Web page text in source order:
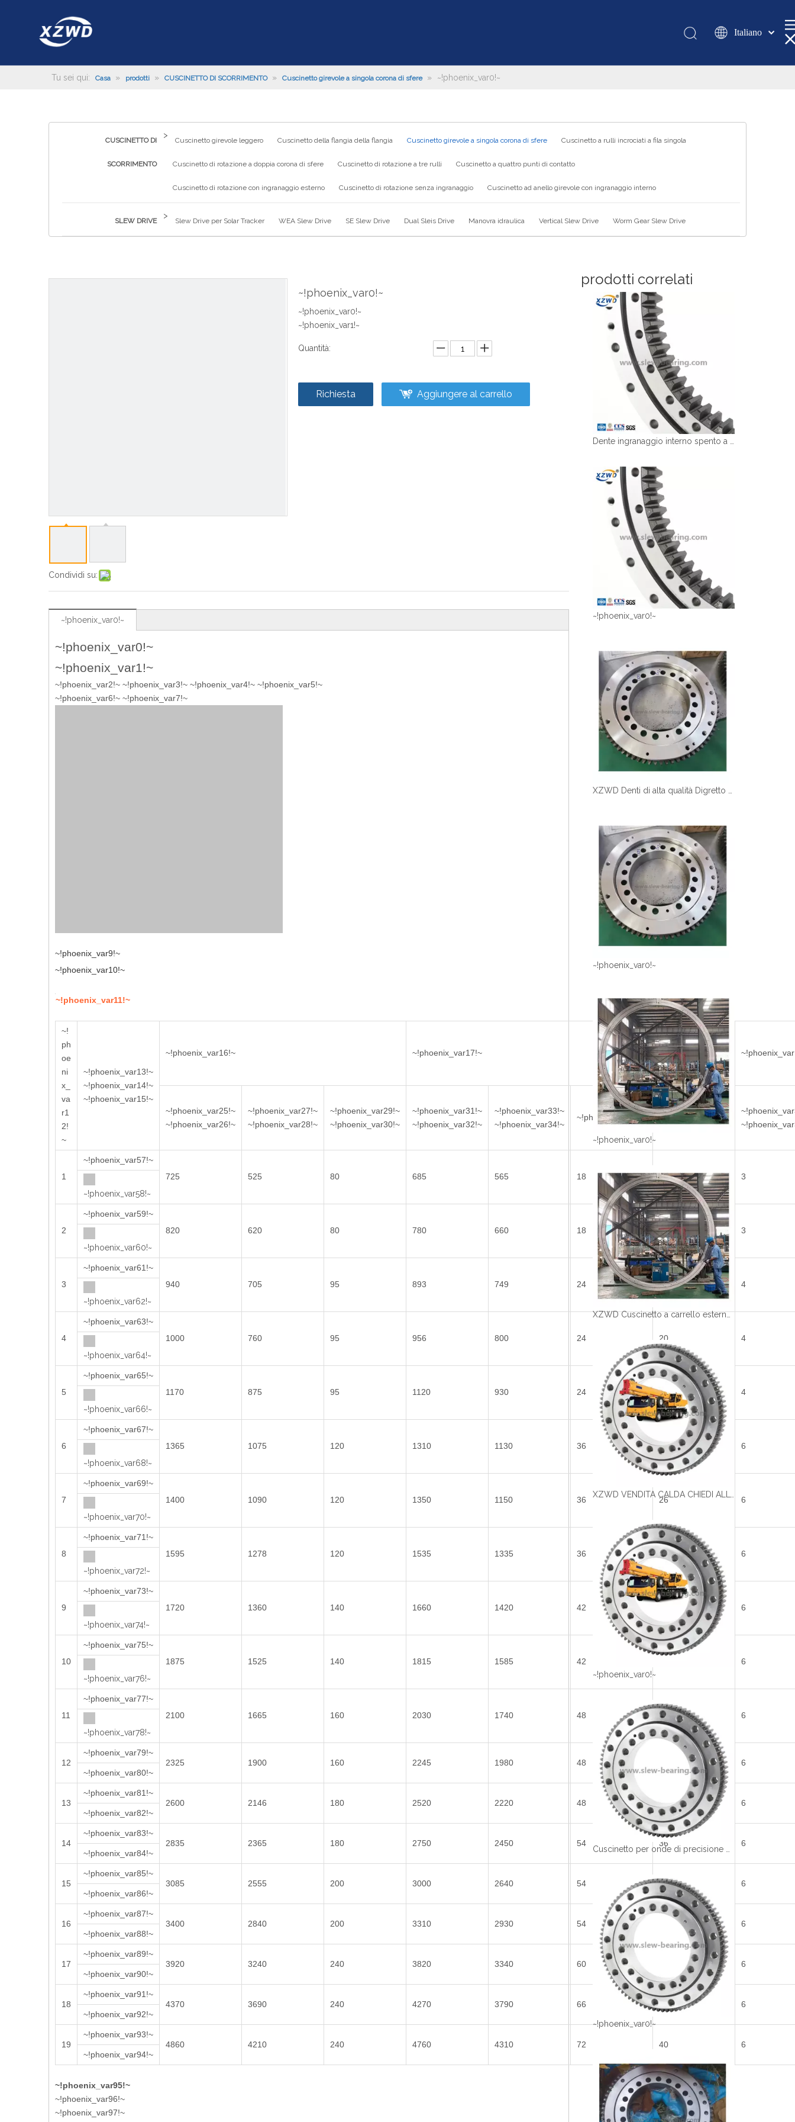
Italiano
românesc
Pусский
العربية
Tu sei qui: Casa » prodotti » CUSCINETTO DI SCORRIMENTO » Cuscinetto girevole a singola corona di sfere » ~!phoenix_var0!~
CUSCINETTO DI
SCORRIMENTO
>
Cuscinetto girevole leggero Cuscinetto della flangia della flangia Cuscinetto girevole a singola corona di sfere Cuscinetto a rulli incrociati a fila singola
Cuscinetto di rotazione a doppia corona di sfere Cuscinetto di rotazione a tre rulli Cuscinetto a quattro punti di contatto
Cuscinetto di rotazione con ingranaggio esterno Cuscinetto di rotazione senza ingranaggio Cuscinetto ad anello girevole con ingranaggio interno
SLEW DRIVE
>
Slew Drive per Solar Tracker WEA Slew Drive SE Slew Drive Dual Sleis Drive Manovra idraulica Vertical Slew Drive Worm Gear Slew Drive
Condividi su:
~!phoenix_var0!~
~!phoenix_var0!~
~!phoenix_var1!~
Quantità:
Richiesta Aggiungere al carrello
~!phoenix_var0!~
~!phoenix_var0!~
~!phoenix_var1!~
~!phoenix_var2!~ ~!phoenix_var3!~ ~!phoenix_var4!~ ~!phoenix_var5!~
~!phoenix_var6!~ ~!phoenix_var7!~
~!phoenix_var9!~
~!phoenix_var10!~
~!phoenix_var11!~
~!
ph
oe
ni
x_
va
r1
2!
~
~!phoenix_var13!~
~!phoenix_var14!~
~!phoenix_var15!~
~!phoenix_var16!~ ~!phoenix_var17!~
~!phoenix_var25!~
~!phoenix_var26!~
~!phoenix_var27!~
~!phoenix_var28!~
~!phoenix_var29!~
~!phoenix_var30!~
~!phoenix_var31!~
~!phoenix_var32!~
~!phoenix_var33!~
~!phoenix_var34!~
~!phoenix_var35!~ ~!phoenix_var36!~
1
~!phoenix_var57!~
725
525 80 685 565 18 18
3
~!phoenix_var58!~
2
~!phoenix_var59!~
820
620 80 780 660 18 18
3
~!phoenix_var60!~
3
~!phoenix_var61!~
940
705 95 893 749 24 20
4
~!phoenix_var62!~
4
~!phoenix_var63!~
1000
760 95 956 800 24 20
4
~!phoenix_var64!~
5
~!phoenix_var65!~
1170
875 95 1120 930 24 22
4
~!phoenix_var66!~
6
~!phoenix_var67!~
1365
1075 120 1310 1130 36 24
6
~!phoenix_var68!~
7
~!phoenix_var69!~
1400
1090 120 1350 1150 36 26
6
~!phoenix_var70!~
8
~!phoenix_var71!~
1595
1278 120 1535 1335 36 26
6
~!phoenix_var72!~
9
~!phoenix_var73!~
1720
1360 140 1660 1420 42
6
~!phoenix_var74!~
10
~!phoenix_var75!~
1875
1525 140 1815 1585 42
6
~!phoenix_var76!~
11
~!phoenix_var77!~
2100
1665 160 2030 1740 48 32
6
~!phoenix_var78!~
12
~!phoenix_var79!~
2325
1900 160 2245 1980 48
6
~!phoenix_var80!~
13
~!phoenix_var81!~
2600
2146 180 2520 2220 48
6
~!phoenix_var82!~
14
~!phoenix_var83!~
2835
2365 180 2750 2450 54 36
6
~!phoenix_var84!~
15
~!phoenix_var85!~
3085
2555 200 3000 2640 54 36
6
~!phoenix_var86!~
16
~!phoenix_var87!~
3400
2840 200 3310 2930 54
6
~!phoenix_var88!~
17
~!phoenix_var89!~
3920
3240 240 3820 3340 60
6
~!phoenix_var90!~
18
~!phoenix_var91!~
4370
3690 240 4270 3790 66 40
6
~!phoenix_var92!~
19
~!phoenix_var93!~
4860
4210 240 4760 4310 72 40
6
~!phoenix_var94!~
~!phoenix_var95!~
~!phoenix_var96!~
~!phoenix_var97!~
prodotti correlati
~!phoenix_var0!~
~!phoenix_var0!~
~!phoenix_var0!~
XZWD Cuscinetto a carrello esterno a sfera a fila singola 011.60.2800
~!phoenix_var0!~
Cuscinetto per onde di precisione per ingranaggi elicoidali per attrezzature mediche
~!phoenix_var0!~